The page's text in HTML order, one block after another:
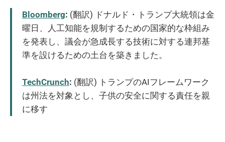
Bloomberg: (翻訳) ドナルド・トランプ大統領は金
曜日、人工知能を規制するための国家的な枠組み
を発表し、議会が急成長する技術に対する連邦基
準を設けるための土台を築きました。
TechCrunch: (翻訳) トランプのAIフレームワーク
は州法を対象とし、子供の安全に関する責任を親
に移す